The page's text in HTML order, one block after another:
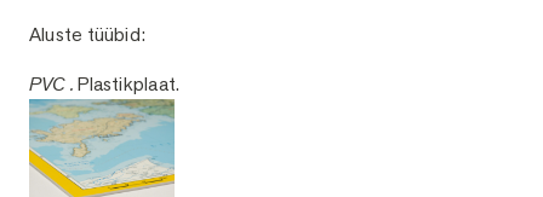
Aluste tüübid:
PVC .Plastikplaat.